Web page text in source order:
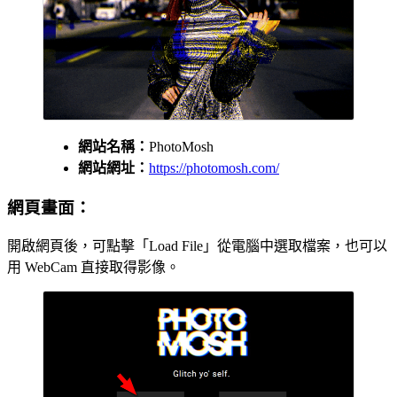
網站名稱： PhotoMosh
網站網址： https://photomosh.com/
網頁畫面：
開啟網頁後，可點擊「Load File」從電腦中選取檔案，也可以
用 WebCam 直接取得影像。